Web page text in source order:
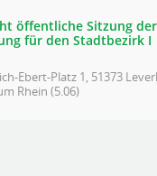
öffentliche Sitzung der
für den Stadtbezirk I
Ebert-Platz 1, 51373
Rhein (5.06)